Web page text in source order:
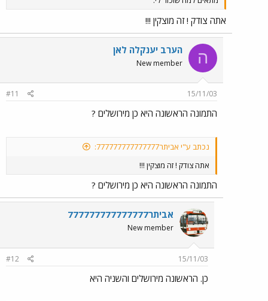
אתה צודק ! זה מוצקין !!!
ה הערב יענקלה לאן
New member
15/11/03
#11
התמונה הראשונה היא כן מירושלים ?
נכתב ע"י אביתר777777777777777:
אתה צודק ! זה מוצקין !!!
התמונה הראשונה היא כן מירושלים ?
אביתר777777777777777
New member
15/11/03
#12
כן. הראשונה מירושלים והשניה היא